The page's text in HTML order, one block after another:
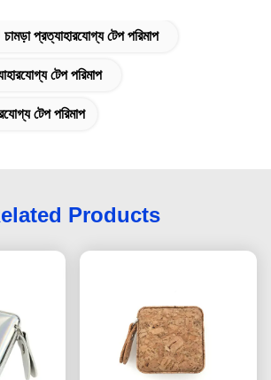
প্রত্যাহারযোগ্য টেপ পরিমাপ
টেপ পরিমাপ
টেপ পরিমাপ
Products